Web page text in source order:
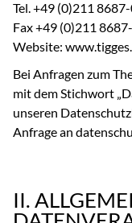
Tel. +49 (0)211
Fax +49 (0)211
Website:
Bei Anfragen zum
mit dem Stichwort
unseren
Anfrage an
II.